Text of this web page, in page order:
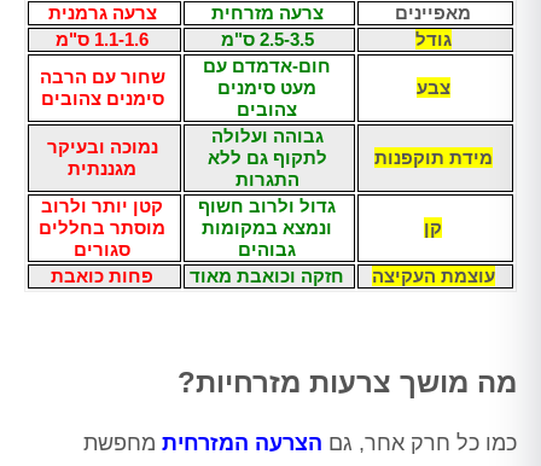
מאפיינים צרעה מזרחית
צרעה גרמנית
גודל
2.5-3.5 ס"מ 1.1-1.6 ס"מ
צבע
חום-אדמדם עם
מעט סימנים
צהובים
שחור עם הרבה
סימנים צהובים
מידת תוקפנות
גבוהה ועלולה
לתקוף גם ללא
התגרות
נמוכה ובעיקר
מגננתית
קן
גדול ולרוב חשוף
ונמצא במקומות
גבוהים
קטן יותר ולרוב
מוסתר בחללים
סגורים
עוצמת העקיצה
חזקה וכואבת מאוד פחות כואבת
מה מושך צרעות מזרחיות?
כמו כל חרק אחר, גם הצרעה המזרחית מחפשת